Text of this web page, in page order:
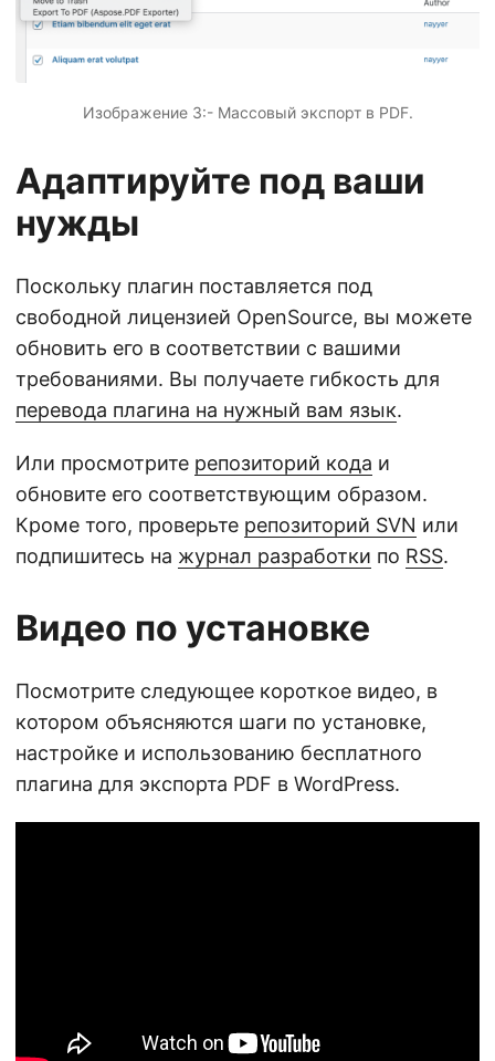
Изображение 3:- Массовый экспорт в PDF.
Адаптируйте под ваши
нужды
Поскольку плагин поставляется под
свободной лицензией OpenSource, вы можете
обновить его в соответствии с вашими
требованиями. Вы получаете гибкость для
перевода плагина на нужный вам язык.
Или просмотрите репозиторий кода и
обновите его соответствующим образом.
Кроме того, проверьте репозиторий SVN или
подпишитесь на журнал разработки по RSS.
Видео по установке
Посмотрите следующее короткое видео, в
котором объясняются шаги по установке,
настройке и использованию бесплатного
плагина для экспорта PDF в WordPress.